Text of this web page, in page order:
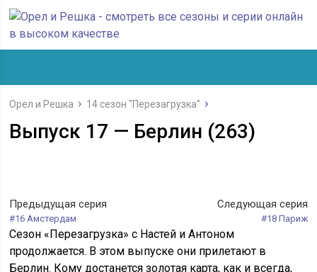
Орел и Решка 14 сезон "Перезагрузка"
Выпуск 17 — Берлин (263)
Предыдущая серия
#16 Амстердам
Следующая серия
#18 Париж
Сезон «Перезагрузка» с Настей и Антоном
продолжается. В этом выпуске они прилетают в
Берлин. Кому достанется золотая карта, как и всегда,